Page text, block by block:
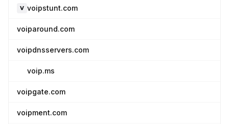
voipstunt.com
voiparound.com
voipdnsservers.com
voip.ms
voipgate.com
voipment.com